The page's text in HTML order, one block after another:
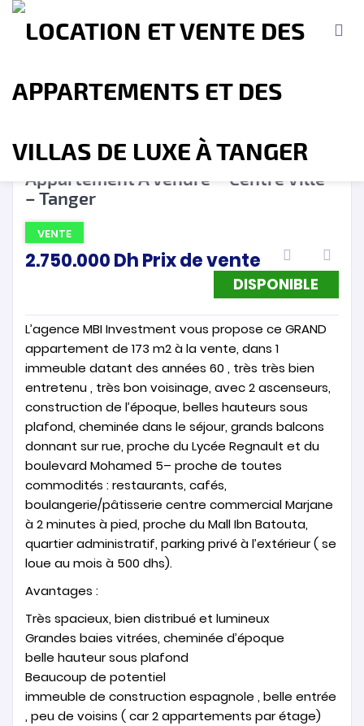
Accueil
Terrains Location de Vacances Contact
❮ ❯
Appartement A Vendre – Centre Ville
– Tanger
VENTE
2.750.000DhPrix de vente
DISPONIBLE
L’agence MBI Investment vous propose ce GRAND
appartement de 173 m2 à la vente, dans 1
immeuble datant des années 60 , très très bien
entretenu , très bon voisinage, avec 2 ascenseurs,
construction de l’époque, belles hauteurs sous
plafond, cheminée dans le séjour, grands balcons
donnant sur rue, proche du Lycée Regnault et du
boulevard Mohamed 5– proche de toutes
commodités : restaurants, cafés,
boulangerie/pâtisserie centre commercial Marjane
à 2 minutes à pied, proche du Mall Ibn Batouta,
quartier administratif, parking privé à l’extérieur ( se
loue au mois à 500 dhs).
Avantages :
Très spacieux, bien distribué et lumineux
Grandes baies vitrées, cheminée d’époque
belle hauteur sous plafond
Beaucoup de potentiel
immeuble de construction espagnole , belle entrée
, peu de voisins ( car 2 appartements par étage)